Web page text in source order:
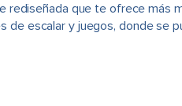
rediseñada que te ofrece más
escalar y juegos, donde se